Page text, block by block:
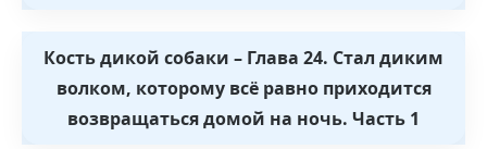
Кость дикой собаки – Глава 24. Стал диким
волком, которому всё равно приходится
возвращаться домой на ночь. Часть 1